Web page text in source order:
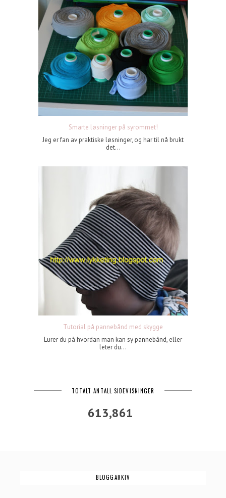
Smarte løsninger på syrommet!
Jeg er fan av praktiske løsninger, og har til nå brukt
det...
Tutorial på pannebånd med skygge
Lurer du på hvordan man kan sy pannebånd, eller
leter du...
TOTALT ANTALL SIDEVISNINGER
613,861
BLOGGARKIV